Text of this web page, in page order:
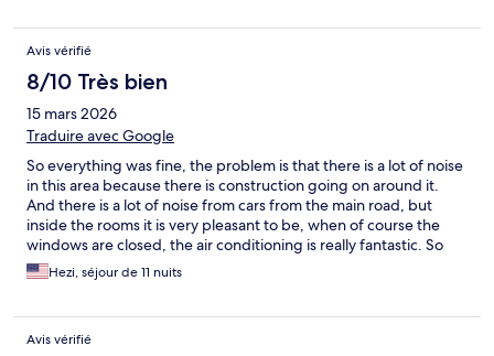
Avis vérifié
8/10 Très bien
15 mars 2026
Traduire avec Google
So everything was fine, the problem is that there is a lot of noise
in this area because there is construction going on around it.
And there is a lot of noise from cars from the main road, but
inside the rooms it is very pleasant to be, when of course the
windows are closed, the air conditioning is really fantastic. So
overall we were very satisfied. The hotel staff and the dining
room are commendable.
Hezi, séjour de 11 nuits
Avis vérifié